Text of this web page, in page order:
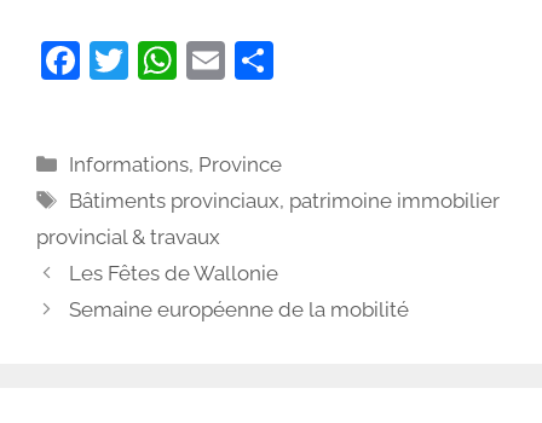
F
e
b
o
o
k
T
er
W
s
A
p
p
E
l
g
er
Catégories
Informations, Province
Étiquettes
Bâtiments provinciaux, patrimoine immobilier
provincial & travaux
Les Fêtes de Wallonie
Semaine européenne de la mobilité